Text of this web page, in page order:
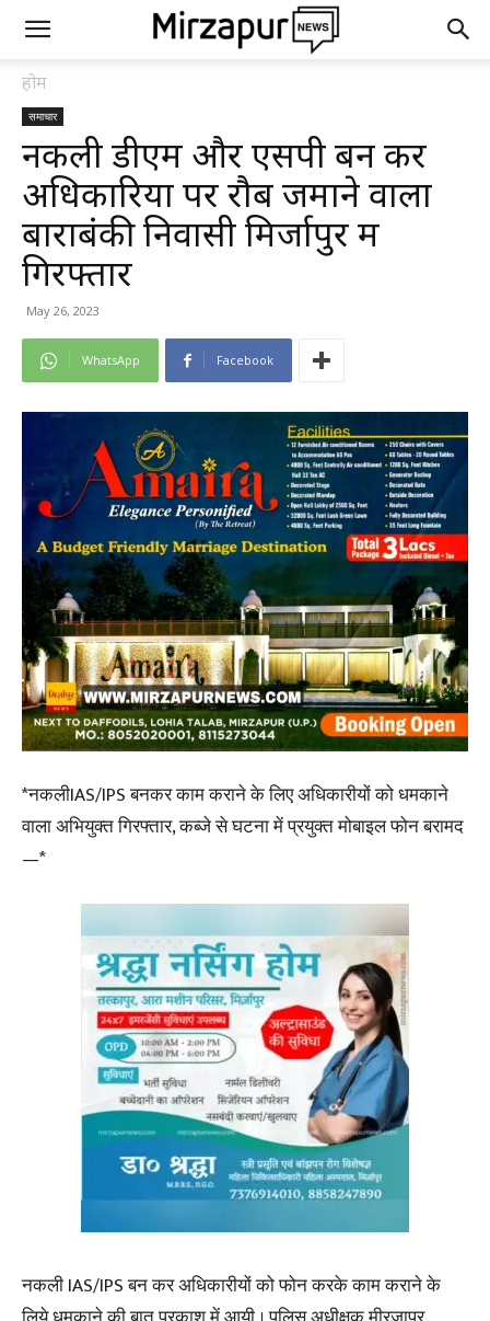
होम
समाचार
नकली डीएम और एसपी बन कर
अधिकारियों पर रौब जमाने वाला
बाराबंकी निवासी मिर्जापुर में
गिरफ्तार
May 26, 2023
WhatsApp Facebook
*नकलीIAS/IPS बनकर काम कराने के लिए अधिकारीयों को धमकाने
वाला अभियुक्त गिरफ्तार, कब्जे से घटना में प्रयुक्त मोबाइल फोन बरामद
—*
नकली IAS/IPS बन कर अधिकारीयों को फोन करके काम कराने के